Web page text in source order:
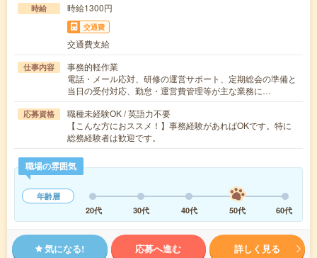
時給 時給1300円
交通費
交通費支給
仕事内容
事務的軽作業
電話・メール応対、研修の運営サポート、定期総会の準備と
当日の受付対応、勤怠・運営費管理等が主な業務に…
応募資格
職種未経験OK / 英語力不要
【こんな方におススメ！】事務経験があればOKです。特に
総務経験者は歓迎です。
職場の雰囲気
年齢層
20代
30代 40代 50代 60代
気になる! 応募へ進む 詳しく見る